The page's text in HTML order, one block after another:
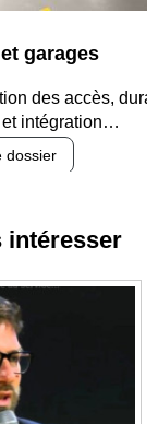
durabilité des
intéresser